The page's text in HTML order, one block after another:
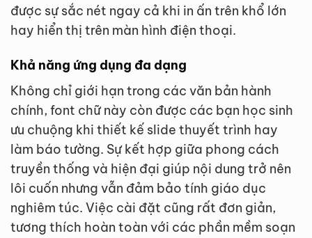
được sự sắc nét ngay cả khi in ấn trên khổ lớn
hay hiển thị trên màn hình điện thoại.
Khả năng ứng dụng đa dạng
Không chỉ giới hạn trong các văn bản hành
chính, font chữ này còn được các bạn học sinh
ưu chuộng khi thiết kế slide thuyết trình hay
làm báo tường. Sự kết hợp giữa phong cách
truyền thống và hiện đại giúp nội dung trở nên
lôi cuốn nhưng vẫn đảm bảo tính giáo dục
nghiêm túc. Việc cài đặt cũng rất đơn giản,
tương thích hoàn toàn với các phần mềm soạn